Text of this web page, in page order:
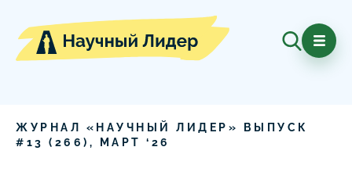
ЖУРНАЛ «НАУЧНЫЙ ЛИДЕР» ВЫПУСК
# 13 ( 266 ), МАРТ ‘ 26